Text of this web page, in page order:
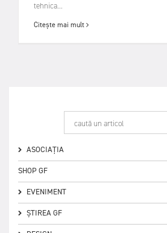
tehnica...
Citește mai mult
ASOCIAȚIA
SHOP GF
EVENIMENT
ȘTIREA GF